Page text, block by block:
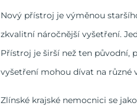
Nový přístroj je výměnou
zkvalitní náročnější vyšetření.
Přístroj je širší než ten původní,
vyšetření mohou dívat na
Zlínské krajské nemocnici se